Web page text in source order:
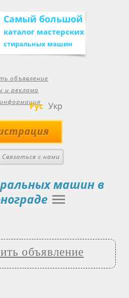
Самый большой
каталог мастерских
стиральных машин
объявление
и реклама
Рус Укр
Связаться с нами
машин в
объявление